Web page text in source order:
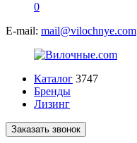
0
E-mail: mail@vilochnye.com
Каталог 3747
Бренды
Лизинг
Заказать звонок